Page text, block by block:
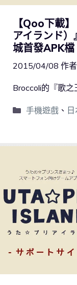
【Qoo下載
アイランド
城首發APK檔
2015/04/08 作
Broccoli的『歌
手機遊戲、